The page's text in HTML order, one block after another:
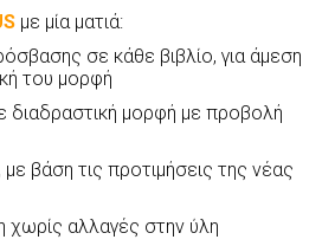
με μία ματιά:
σε κάθε βιβλίο, για άμεση
του μορφή
διαδραστική μορφή με προβολή
με βάση τις προτιμήσεις της νέας
χωρίς αλλαγές στην ύλη